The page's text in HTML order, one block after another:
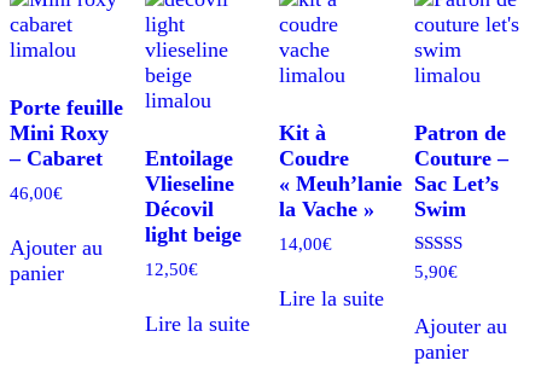
Porte feuille
Mini Roxy
– Cabaret
46,00€
Ajouter au
panier
Entoilage
Vlieseline
Décovil
light beige
12,50€
Lire la suite
Kit à
Coudre
« Meuh’lanie
la Vache »
14,00€
Lire la suite
Patron de
Couture –
Sac Let’s
Swim
Note
5,90€
Ajouter au
panier